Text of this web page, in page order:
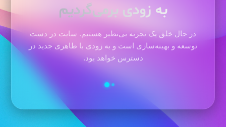
به زودی برمی‌گردیم
در حال خلق یک تجربه بی‌نظیر هستیم. سایت در دست
توسعه و بهینه‌سازی است و به زودی با ظاهری جدید در
دسترس خواهد بود.